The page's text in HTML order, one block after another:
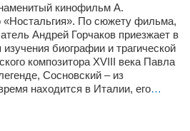
Анплеев А.Б.
кинофильм А.
«Ностальгия». По сюжету фильма,
Андрей Горчаков приезжает в
биографии и трагической
композитора XVIII века Павла
Сосновский – из
находится в Италии, его…